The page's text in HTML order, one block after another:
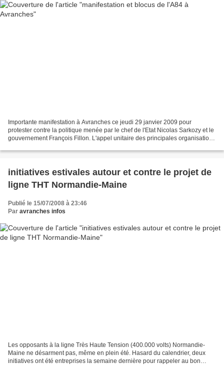
Importante manifestation à Avranches ce jeudi 29 janvier 2009 pour
protester contre la politique menée par le chef de l'Etat Nicolas Sarkozy et le
gouvernement François Fillon. L'appel unitaire des principales organisations
initiatives estivales autour et contre le projet de
ligne THT Normandie-Maine
Publié le 15/07/2008 à 23:46
Par avranches infos
Les opposants à la ligne Très Haute Tension (400.000 volts) Normandie-
Maine ne désarment pas, même en plein été. Hasard du calendrier, deux
initiatives ont été entreprises la semaine dernière pour rappeler au bon